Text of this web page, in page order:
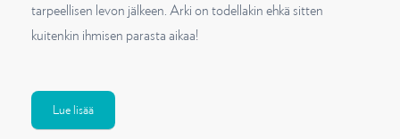
tarpeellisen levon jälkeen. Arki on todellakin ehkä sitten
kuitenkin ihmisen parasta aikaa!
Lue lisää